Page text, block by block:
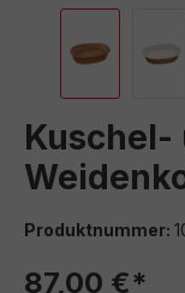
Kuschel-
Produktnummer:
87,00 €*